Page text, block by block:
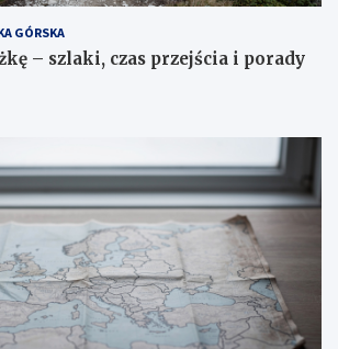
GÓRSKA
– szlaki, czas przejścia i porady